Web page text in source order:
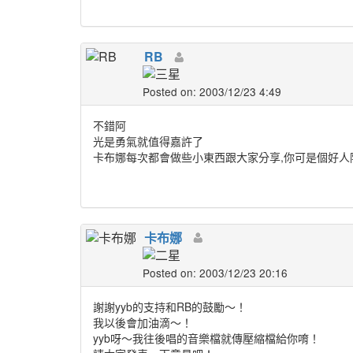
RB
Posted on: 2003/12/23 4:49
不錯阿
光是勇氣就值得嘉許了
卡布娜每次都會做些小東西跟大家分享,你可是個好
卡布娜
Posted on: 2003/12/23 20:16
謝謝yyb的支持和RB的鼓勵～！
我以後會加油滴～！
yyb呀～我往後唱的音樂檔就傳壓縮檔給你唷！